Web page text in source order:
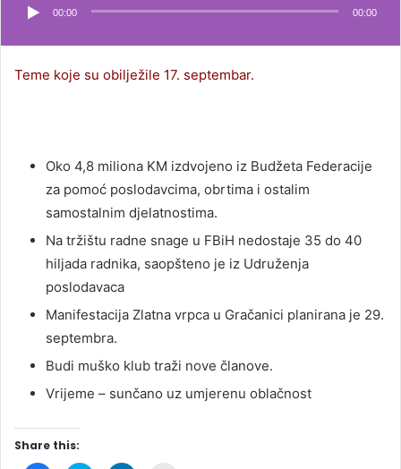
00:00 00:00
Teme koje su obilježile 17. septembar.
Oko 4,8 miliona KM izdvojeno iz Budžeta Federacije
za pomoć poslodavcima, obrtima i ostalim
samostalnim djelatnostima.
Na tržištu radne snage u FBiH nedostaje 35 do 40
hiljada radnika, saopšteno je iz Udruženja
poslodavaca
Manifestacija Zlatna vrpca u Gračanici planirana je 29.
septembra.
Budi muško klub traži nove članove.
Vrijeme – sunčano uz umjerenu oblačnost
Share this: